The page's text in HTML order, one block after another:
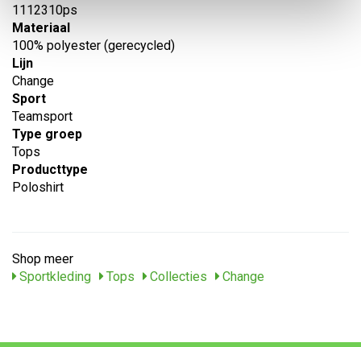
1112310ps
Materiaal
100% polyester (gerecycled)
Lijn
Change
Sport
Teamsport
Type groep
Tops
Producttype
Poloshirt
Shop meer
Sportkleding
Tops Collecties Change